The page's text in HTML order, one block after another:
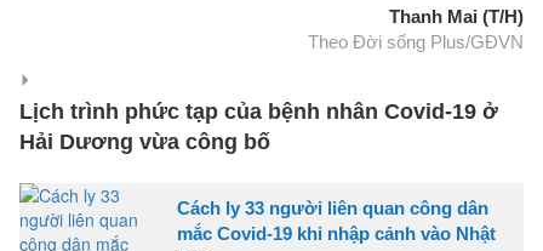
Thanh Mai (T/H)
Theo Đời sống Plus/GĐVN
Lịch trình phức tạp của bệnh nhân Covid-19 ở
Hải Dương vừa công bố
Cách ly 33 người liên quan công dân
mắc Covid-19 khi nhập cảnh vào Nhật